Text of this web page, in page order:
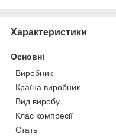
Характеристики
Основні
Виробник
Країна виробник
Вид виробу
Клас компресії
Стать